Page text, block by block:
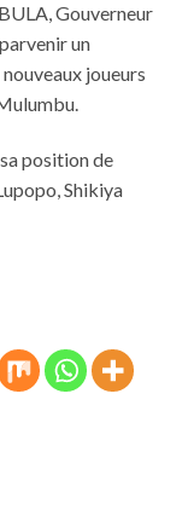
Gouverneur
un
joueurs
position de
Shikiya